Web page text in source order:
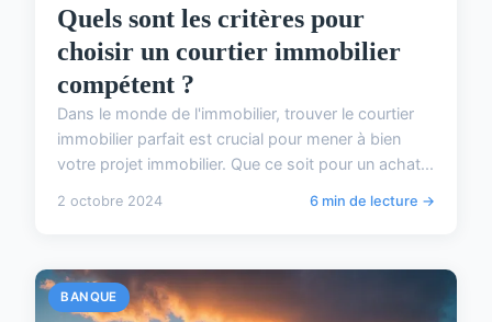
Quels sont les critères pour
choisir un courtier immobilier
compétent ?
Dans le monde de l'immobilier, trouver le courtier
immobilier parfait est crucial pour mener à bien
votre projet immobilier. Que ce soit pour un achat...
2 octobre 2024 6 min de lecture →
BANQUE